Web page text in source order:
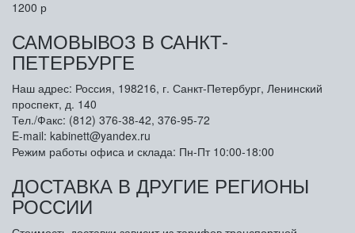
1200 р
САМОВЫВОЗ В САНКТ-
ПЕТЕРБУРГЕ
Наш адрес: Россия, 198216, г. Санкт-Петербург, Ленинский
проспект, д. 140
Тел./Факс: (812) 376-38-42, 376-95-72
E-mail: kabinett@yandex.ru
Режим работы офиса и склада: Пн-Пт 10:00-18:00
ДОСТАВКА В ДРУГИЕ РЕГИОНЫ
РОССИИ